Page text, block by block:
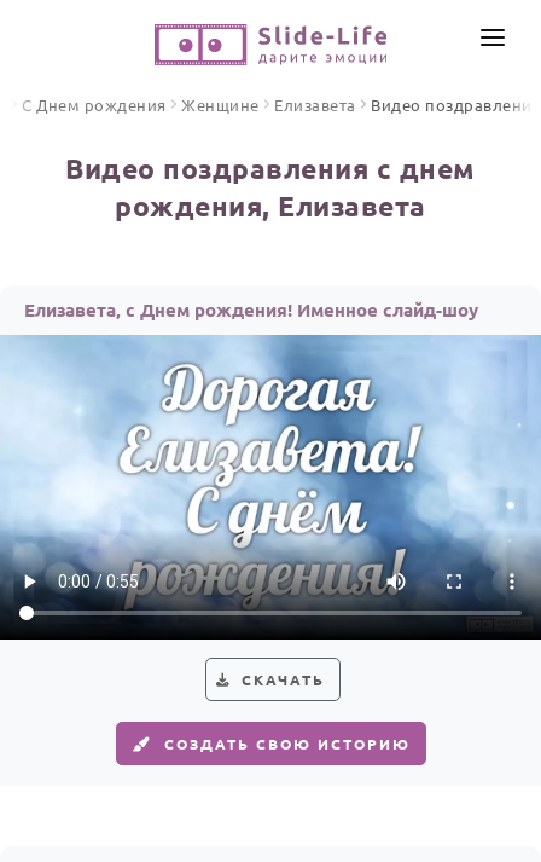
ПО ФОРМАТУ
Открытки
Стихи и тексты
ПРАЗДНИКИ
С Днем рождения
Свадьба
Годовщина свадьбы
Календарь праздников
Женщине
Мужчине
ИНСТРУМЕНТЫ
ОТЗЫВЫ
С Днем рождения Женщине Елизавета Видео поздравления
Видео поздравления с днем
рождения, Елизавета
Елизавета, с Днем рождения! Именное слайд-шоу
СКАЧАТЬ
СОЗДАТЬ СВОЮ ИСТОРИЮ